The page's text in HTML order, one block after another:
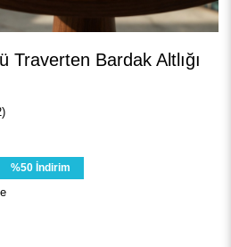
Traverten Bardak Altlığı
%50 İndirim